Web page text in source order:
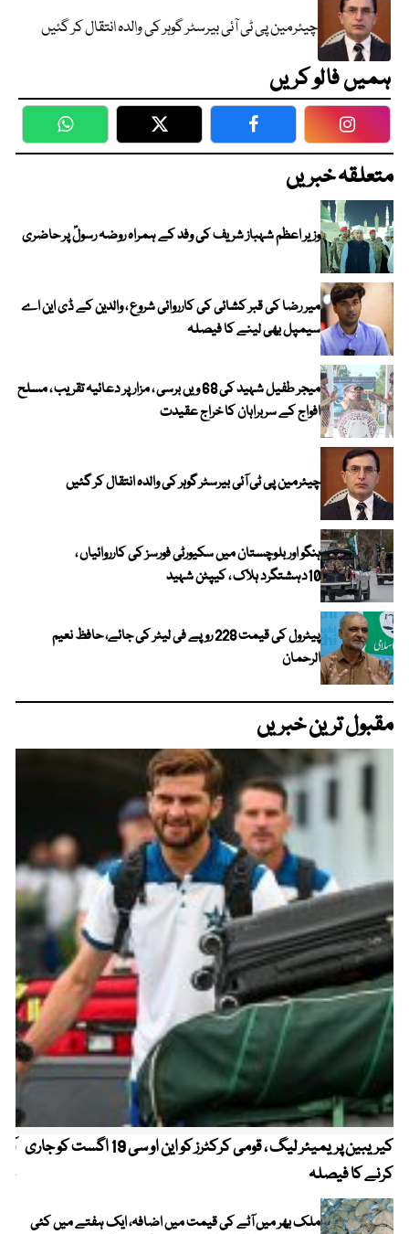
چیئرمین پی ٹی آئی بیرسٹر گوہر کی والدہ انتقال کر گئیں
ہمیں فالو کریں
WhatsApp Twitter Facebook
متعلقہ خبریں
وزیر اعظم شہباز شریف کی وفد کے ہمراہ روضہ رسولؐ پر حاضری
میر رضا کی قبر کشائی کی کارروائی شروع ، والدین کے ڈی این اے
سیمپل بھی لینے کا فیصلہ
میجر طفیل شہید کی 68 ویں برسی ، مزار پر دعائیہ تقریب ، مسلح
افواج کے سربراہان کا خراج عقیدت
چیئرمین پی ٹی آئی بیرسٹر گوہر کی والدہ انتقال کر گئیں
ہنگو اور بلوچستان میں سکیورٹی فورسز کی کارروائیاں ،
10دہشتگرد ہلاک ، کیپٹن شہید
پیٹرول کی قیمت 228 روپے فی لیٹر کی جائے، حافظ نعیم
الرحمان
مقبول ترین خبریں
کیریبین پریمیئر لیگ ، قومی کرکٹرز کو این او سی 19 اگست کو جاری
کرنے کا فیصلہ
ملک بھر میں آٹے کی قیمت میں اضافہ، ایک ہفتے میں کئی